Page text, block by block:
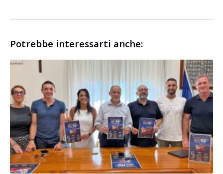
Potrebbe interessarti anche: